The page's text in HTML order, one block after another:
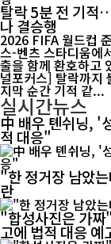
탈락 5분 전 기적
나 결승행
2026 FIFA 월드컵
스-벤츠 스타디움에
출을 함께 환호하고 있
널포커스] 탈락까지
지막 순간 기적 같...
실시간뉴스
中 배우 톈쉬닝, '
적 대응"
"한 정거장 남았
란
"합성사진은 가
고에 법적 대응 예